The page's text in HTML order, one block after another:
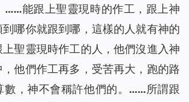
……能跟上聖靈現時的作工，跟上神
哪你就跟到哪，這樣的人就有神的
聖靈現時作工的人，他們沒進入神
他們作工再多，受苦再大，跑的路
數，神不會稱許他們的。……所謂跟